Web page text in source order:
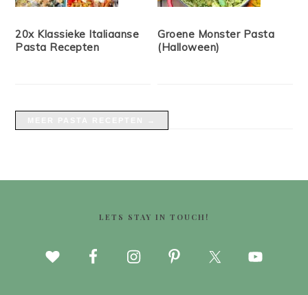
20x Klassieke Italiaanse
Pasta Recepten
Groene Monster Pasta
(Halloween)
LETS STAY IN TOUCH!